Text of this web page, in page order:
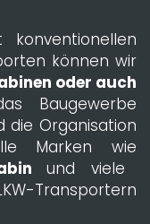
können wir
oder auch
Baugewerbe
die Organisation
Marken wie
und viele
Transportern